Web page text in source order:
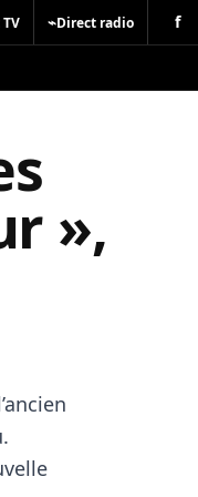
⌁Direct radio f
»,